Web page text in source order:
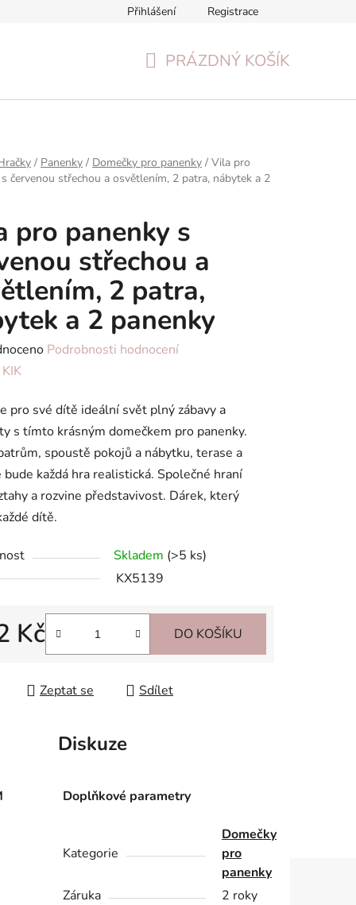
Formulář pro odstoupení od smlouvy Reklamační formulář
Přihlášení Registrace
PRÁZDNÝ KOŠÍK
/ Panenky / Domečky pro panenky / Vila pro
červenou střechou a osvětlením, 2 patra, nábytek a 2
pro panenky s
střechou a
2 patra,
a 2 panenky
Podrobnosti hodnocení
KIK
pro své dítě ideální svět plný zábavy a
s tímto krásným domečkem pro panenky.
spoustě pokojů a nábytku, terase a
bude každá hra realistická. Společné hraní
a rozvine představivost. Dárek, který
dítě.
Skladem (>5 ks)
KX5139
Kč DO KOŠÍKU
Zeptat se Sdílet
Diskuze
Doplňkové parametry
Kategorie
Domečky
pro
panenky
Záruka
2 roky